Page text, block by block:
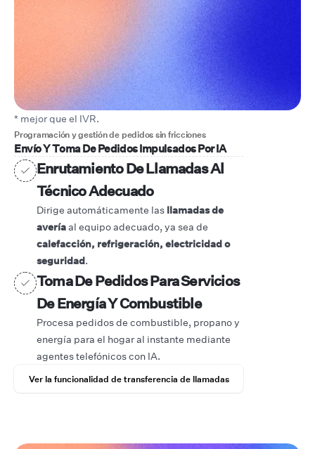
* mejor que el IVR.
Programación y gestión de pedidos sin fricciones
Envío Y Toma De Pedidos Impulsados Por IA
Enrutamiento De Llamadas Al
Técnico Adecuado
Dirige automáticamente las llamadas de
averíaal equipo adecuado, ya sea de
calefacción, refrigeración, electricidad o
seguridad.
Toma De Pedidos Para Servicios
De Energía Y Combustible
Procesa pedidos de combustible, propano y
energía para el hogar al instante mediante
agentes telefónicos con IA.
Ver la funcionalidad de transferencia de llamadas